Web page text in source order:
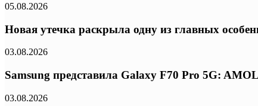
05.08.2026
Новая утечка раскрыла одну из главных
03.08.2026
Samsung представила Galaxy F70 Pro 5G:
03.08.2026